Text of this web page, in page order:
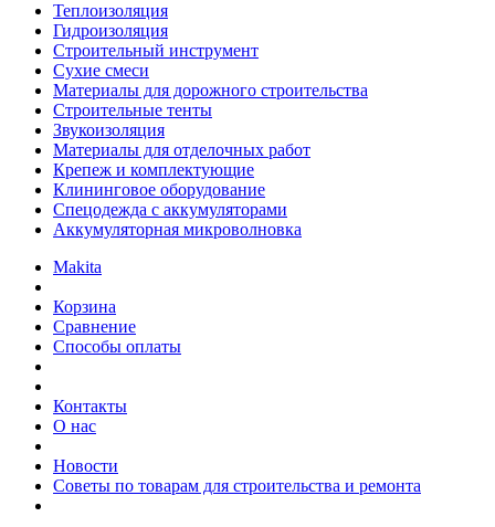
Теплоизоляция
Гидроизоляция
Строительный инструмент
Сухие смеси
Материалы для дорожного строительства
Строительные тенты
Звукоизоляция
Материалы для отделочных работ
Крепеж и комплектующие
Клининговое оборудование
Спецодежда с аккумуляторами
Аккумуляторная микроволновка
Makita
Корзина
Сравнение
Способы оплаты
Контакты
О нас
Новости
Советы по товарам для строительства и ремонта